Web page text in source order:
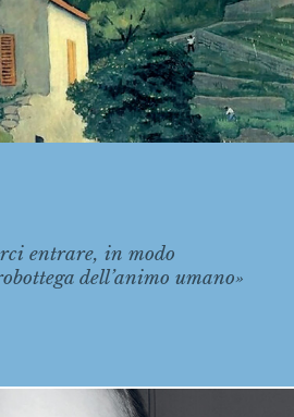
entrare, in modo
dell’animo umano»